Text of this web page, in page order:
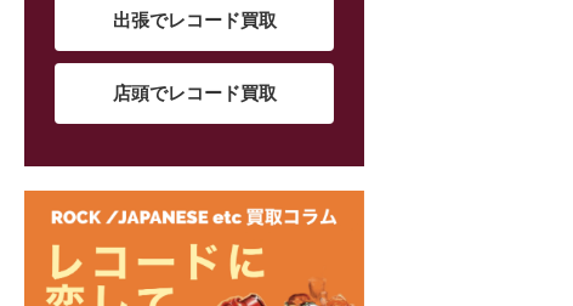
出張でレコード買取
店頭でレコード買取